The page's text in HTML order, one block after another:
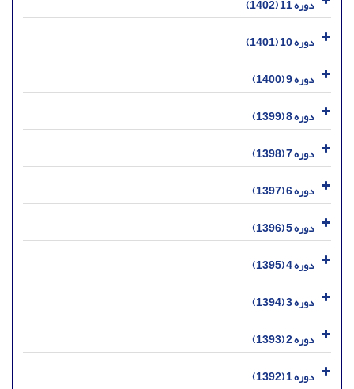
دوره 11 (1402)
دوره 10 (1401)
دوره 9 (1400)
دوره 8 (1399)
دوره 7 (1398)
دوره 6 (1397)
دوره 5 (1396)
دوره 4 (1395)
دوره 3 (1394)
دوره 2 (1393)
دوره 1 (1392)